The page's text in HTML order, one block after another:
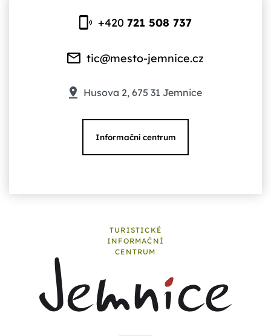
+420721 508 737
tic@mesto-jemnice.cz
Husova 2, 675 31 Jemnice
Informační centrum
TURISTICKÉ
INFORMAČNÍ
CENTRUM